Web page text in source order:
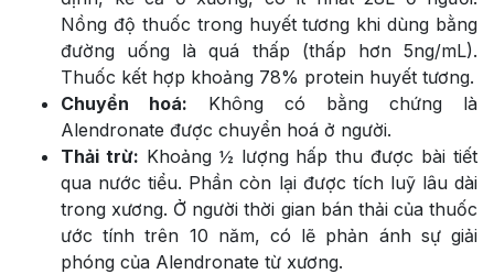
Nồng độ thuốc trong huyết tương khi dùng bằng
đường uống là quá thấp (thấp hơn 5ng/mL).
Thuốc kết hợp khoảng 78% protein huyết tương.
Chuyển hoá: Không có bằng chứng là
Alendronate được chuyển hoá ở người.
Thải trừ: Khoảng ½ lượng hấp thu được bài tiết
qua nước tiểu. Phần còn lại được tích luỹ lâu dài
trong xương. Ở người thời gian bán thải của thuốc
ước tính trên 10 năm, có lẽ phản ánh sự giải
phóng của Alendronate từ xương.